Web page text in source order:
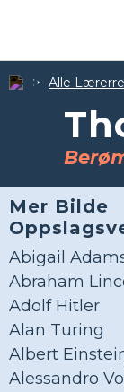
Alle
Mer Bilde
Abigail
Abraham
Adolf Hitler
Alan Turing
Albert
Alessandro